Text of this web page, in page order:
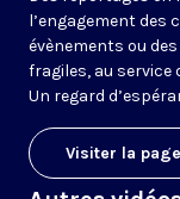
l’engagement des
évènements ou
fragiles, au service
Un regard
Visiter la